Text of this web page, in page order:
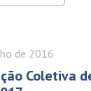
de 2016
Coletiva